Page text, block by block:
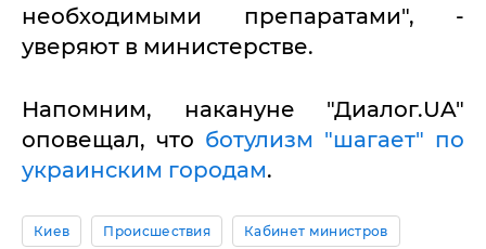
необходимыми препаратами", -
уверяют в министерстве.
Напомним, накануне "Диалог.UA"
оповещал, что ботулизм "шагает" по
украинским городам.
Киев Происшествия Кабинет министров